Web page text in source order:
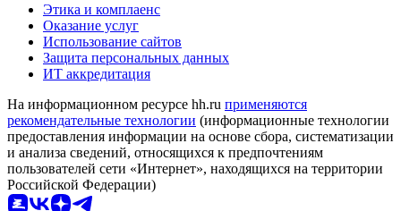
Этика и комплаенс
Оказание услуг
Использование сайтов
Защита персональных данных
ИТ аккредитация
На информационном ресурсе hh.ru применяются
рекомендательные технологии (информационные технологии
предоставления информации на основе сбора, систематизации
и анализа сведений, относящихся к предпочтениям
пользователей сети «Интернет», находящихся на территории
Российской Федерации)